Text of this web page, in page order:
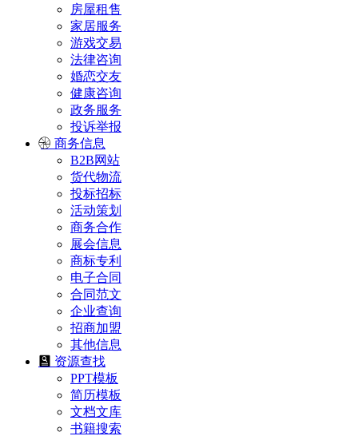
房屋租售
家居服务
游戏交易
法律咨询
婚恋交友
健康咨询
政务服务
投诉举报
商务信息
B2B网站
货代物流
投标招标
活动策划
商务合作
展会信息
商标专利
电子合同
合同范文
企业查询
招商加盟
其他信息
资源查找
PPT模板
简历模板
文档文库
书籍搜索